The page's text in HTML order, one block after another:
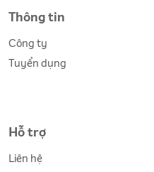
Thông tin
Công ty
Tuyển dụng
Hỗ trợ
Liên hệ